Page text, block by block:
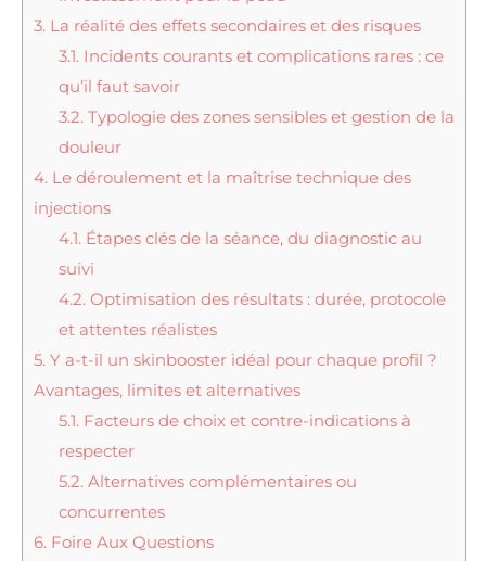
3. La réalité des effets secondaires et des risques
3.1.Incidents courants et complications rares : ce
qu’il faut savoir
3.2.Typologie des zones sensibles et gestion de la
douleur
4. Le déroulement et la maîtrise technique des
injections
4.1.Étapes clés de la séance, du diagnostic au
suivi
4.2.Optimisation des résultats : durée, protocole
et attentes réalistes
5. Y a-t-il un skinbooster idéal pour chaque profil ?
Avantages, limites et alternatives
5.1.Facteurs de choix et contre-indications à
respecter
5.2.Alternatives complémentaires ou
concurrentes
6. Foire Aux Questions